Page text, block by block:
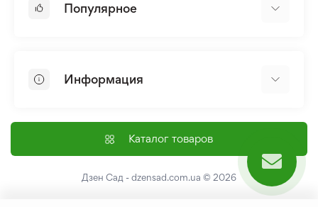
Популярное
Лилия
Семена
Информация
Доставка и оплата
Контакты
Каталог товаров
Дзен Сад - dzensad.com.ua © 2026